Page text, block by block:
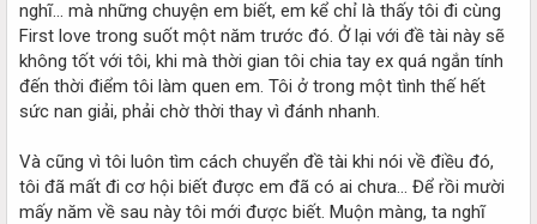
nghĩ... mà những chuyện em biết, em kể chỉ là thấy tôi đi cùng
First love trong suốt một năm trước đó. Ở lại với đề tài này sẽ
không tốt với tôi, khi mà thời gian tôi chia tay ex quá ngắn tính
đến thời điểm tôi làm quen em. Tôi ở trong một tình thế hết
sức nan giải, phải chờ thời thay vì đánh nhanh.
Và cũng vì tôi luôn tìm cách chuyển đề tài khi nói về điều đó,
tôi đã mất đi cơ hội biết được em đã có ai chưa... Để rồi mười
mấy năm về sau này tôi mới được biết. Muộn màng, ta nghĩ